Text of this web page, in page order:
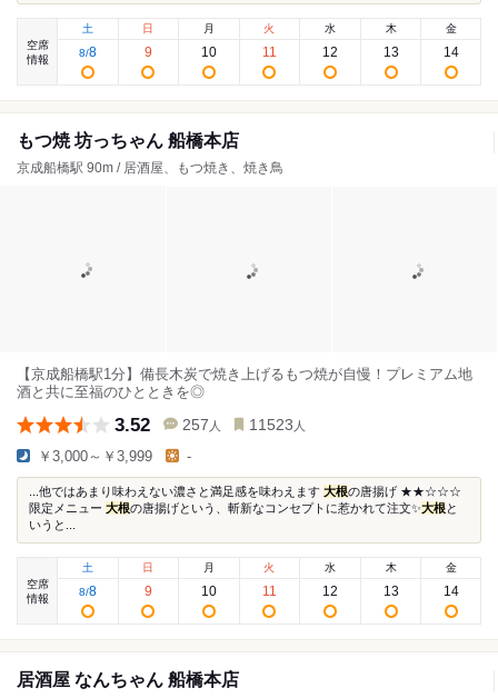
空席
情報
土
8/8
日
9
月
10
火
11
水
12
木
13
金
14
もつ焼 坊っちゃん 船橋本店
京成船橋駅 90m / 居酒屋、もつ焼き、焼き鳥
【京成船橋駅1分】備長木炭で焼き上げるもつ焼が自慢！プレミアム地
酒と共に至福のひとときを◎
3.52 257 人 11523 人
￥3,000～￥3,999 -
...他ではあまり味わえない濃さと満足感を味わえます 大根の唐揚げ ★★☆☆☆
限定メニュー 大根の唐揚げという、斬新なコンセプトに惹かれて注文✨大根と
いうと...
空席
情報
土
8/8
日
9
月
10
火
11
水
12
木
13
金
14
居酒屋 なんちゃん 船橋本店